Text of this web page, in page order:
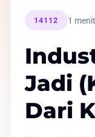
14112 1
Jadi
Dari